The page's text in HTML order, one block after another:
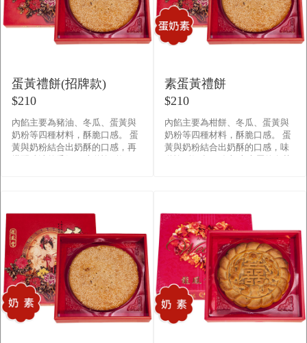
蛋黃禮餅(招牌款)
$210
內餡主要為豬油、冬瓜、蛋黃與
奶粉等四種材料，酥脆口感。 蛋
黃與奶粉結合出奶酥的口感，再
素蛋黃禮餅
$210
內餡主要為柑餅、冬瓜、蛋黃與
奶粉等四種材料，酥脆口感。 蛋
黃與奶粉結合出奶酥的口感，味